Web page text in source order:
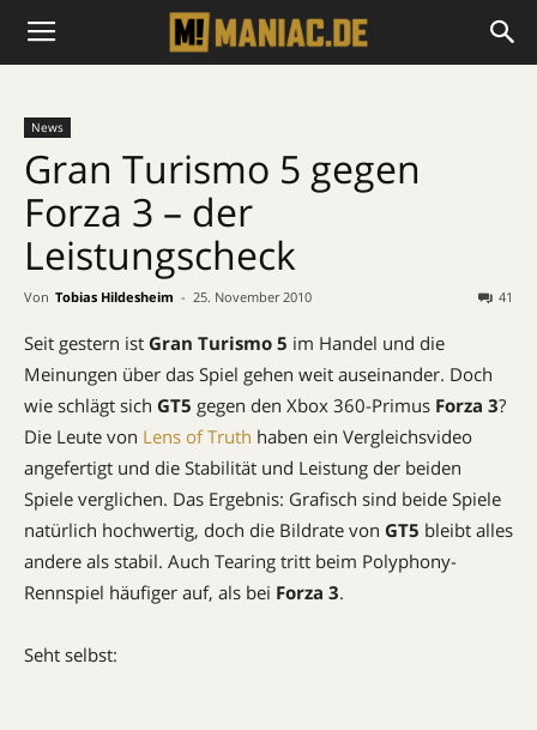
News
Gran Turismo 5 gegen
Forza 3 – der
Leistungscheck
Von Tobias Hildesheim - 25. November 2010 41
Seit gestern ist Gran Turismo 5 im Handel und die
Meinungen über das Spiel gehen weit auseinander. Doch
wie schlägt sich GT5 gegen den Xbox 360-Primus Forza 3?
Die Leute von Lens of Truth haben ein Vergleichsvideo
angefertigt und die Stabilität und Leistung der beiden
Spiele verglichen. Das Ergebnis: Grafisch sind beide Spiele
natürlich hochwertig, doch die Bildrate von GT5 bleibt alles
andere als stabil. Auch Tearing tritt beim Polyphony-
Rennspiel häufiger auf, als bei Forza 3.
Seht selbst: